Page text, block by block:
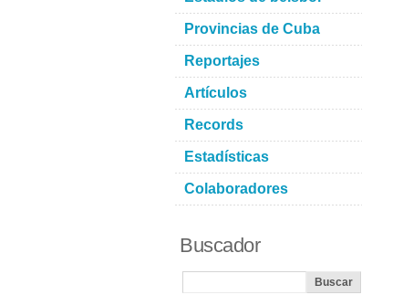
Provincias de Cuba
Reportajes
Artículos
Records
Estadísticas
Colaboradores
Buscador